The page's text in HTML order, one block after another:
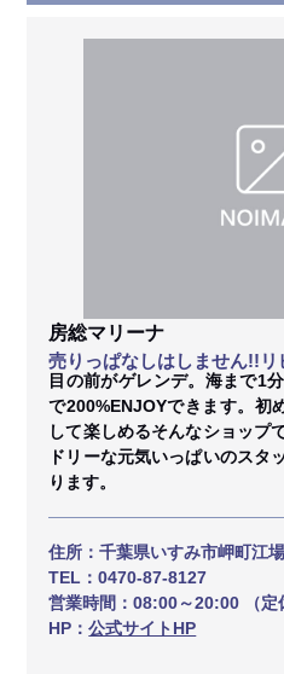
房総マリーナ
売りっぱなしはしません!!リ
目の前がゲレンデ。海まで1
で200%ENJOYできます。初
して楽しめるそんなショップ
ドリーな元気いっぱいのスタ
ります。
住所：千葉県いすみ市岬町江
TEL：0470-87-8127
営業時間：08:00～20:00 （定
HP：公式サイトHP